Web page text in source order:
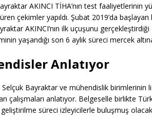
AKINCI TİHA’nın test faaliyetlerinin
çekimler yapıldı. Şubat 2019’da
AKINCI’nın ilk uçuşunu gerçekleştirdiği
yaşandığı son 6 aylık süreci mercek
Anlatıyor
Bayraktar ve mühendislik birimlerinin
çalışmaları anlatıyor. Belgeselle birlikte
süreci izleyicilerle buluşmuş